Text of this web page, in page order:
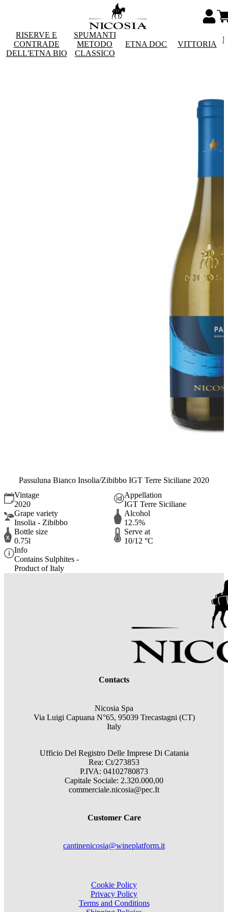
RISERVE E
CONTRADE
DELL'ETNA BIO
SPUMANTI
METODO
CLASSICO
ETNA DOC VITTORIA
Passuluna Bianco Insolia/Zibibbo IGT Terre Siciliane 2020
Vintage
2020
Appellation
IGT Terre Siciliane
Grape variety
Insolia - Zibibbo
Alcohol
12.5%
Bottle size
0.75l
Serve at
10/12 °C
Info
Contains Sulphites -
Product of Italy
Contacts
Nicosia Spa
Via Luigi Capuana N°65, 95039 Trecastagni (CT)
Italy
Ufficio Del Registro Delle Imprese Di Catania
Rea: Ct/273853
P.IVA: 04102780873
Capitale Sociale: 2.320.000,00
commerciale.nicosia@pec.It
Customer Care
cantinenicosia@wineplatform.it
Cookie Policy
Privacy Policy
Terms and Conditions